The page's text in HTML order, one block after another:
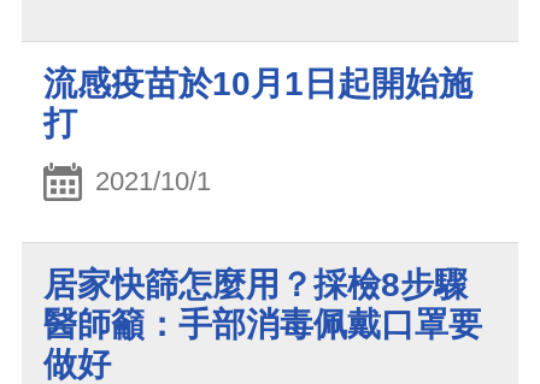
流感疫苗於10月1日起開始施
打
2021/10/1
居家快篩怎麼用？採檢8步驟
醫師籲：手部消毒佩戴口罩要
做好